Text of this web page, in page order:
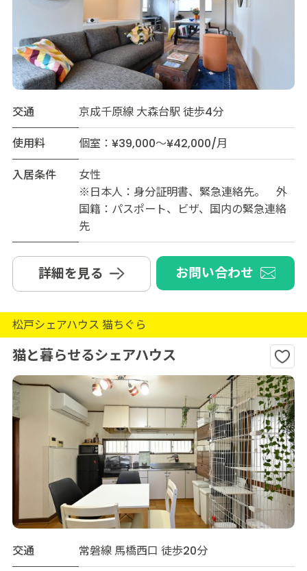
交通
京成千原線 大森台駅 徒歩4分
使用料
個室：¥39,000～¥42,000/月
入居条件
女性
※日本人：身分証明書、緊急連絡先。 外
国籍：パスポート、ビザ、国内の緊急連絡
先
詳細を見る お問い合わせ
松戸シェアハウス 猫ちぐら
猫と暮らせるシェアハウス
交通
常磐線 馬橋西口 徒歩20分